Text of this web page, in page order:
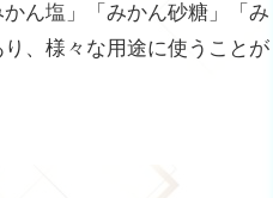
ん塩」「みかん砂糖」「み
、様々な用途に使うことが